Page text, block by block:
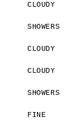
CLOUDY
SHOWERS
CLOUDY
CLOUDY
SHOWERS
FINE